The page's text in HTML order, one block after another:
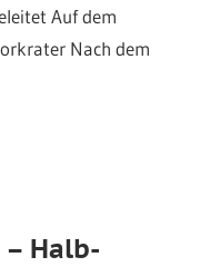
Auf dem
Nach dem
Halb-